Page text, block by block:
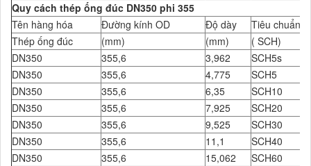
Quy cách thép ống đúc DN350 phi 355
Tên hàng hóa
Đường kính OD Độ dày
Tiêu chuẩn
Thép ống đúc
(mm) (mm)
( SCH)
DN350
355,6 3,962
SCH5s
DN350
355,6 4,775
SCH5
DN350
355,6 6,35
SCH10
DN350
355,6 7,925
SCH20
DN350
355,6 9,525
SCH30
DN350
355,6 11,1
SCH40
DN350
355,6 15,062
SCH60